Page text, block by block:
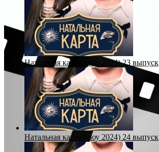
Натальная карта (шоу 2024) 23 выпуск
Натальная карта (шоу 2024) 24 выпуск